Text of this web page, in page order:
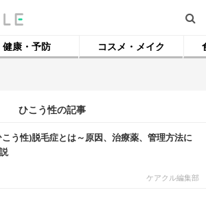
健康・予防 コスメ・メイク
ひこう性の記事
う性)脱毛症とは～原因、治療薬、管理方法に
ケアクル編集部